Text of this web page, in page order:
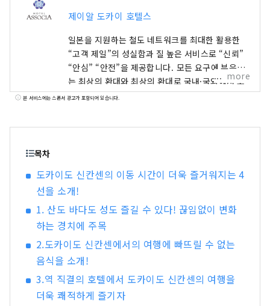
제이알 도카이 호텔스
일본을 지원하는 철도 네트워크를 최대한 활용한
“고객 제일”의 성실함과 질 높은 서비스로 “신뢰”
“안심” “안전”을 제공합니다. 모든 요구에 부응하
는 최상의 환대와 최상의 환대로 국내·국외에서 고
객을 맞이하고 있습니다.
more
본 서비스에는 스폰서 광고가 포함되어 있습니다.
목차
도카이도 신칸센의 이동 시간이 더욱 즐거워지는 4
선을 소개!
1. 산도 바다도 성도 즐길 수 있다! 끊임없이 변화
하는 경치에 주목
2.도카이도 신칸센에서의 여행에 빠뜨릴 수 없는
음식을 소개!
3.역 직결의 호텔에서 도카이도 신칸센의 여행을
더욱 쾌적하게 즐기자